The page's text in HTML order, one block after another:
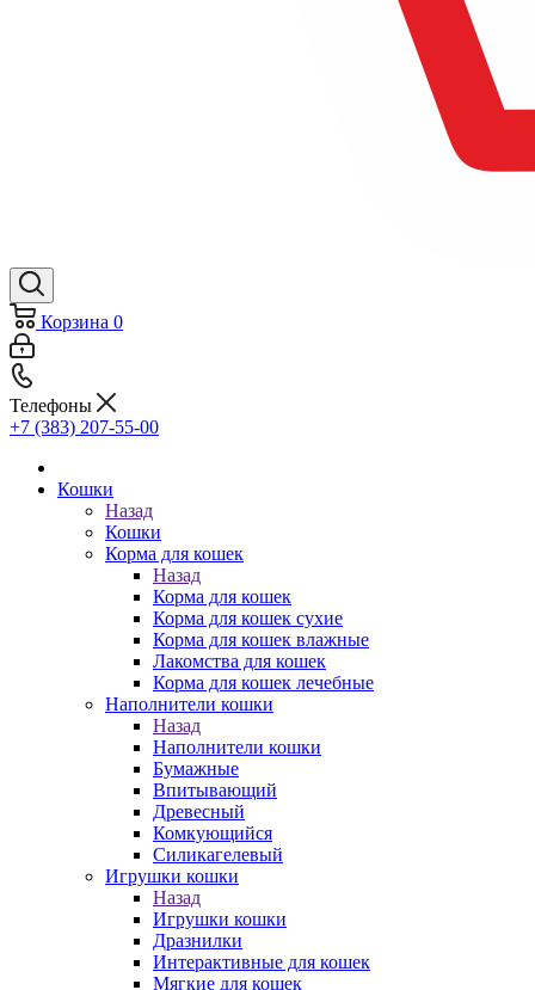
Корзина 0
Телефоны
+7 (383) 207-55-00
Кошки
Назад
Кошки
Корма для кошек
Назад
Корма для кошек
Корма для кошек сухие
Корма для кошек влажные
Лакомства для кошек
Корма для кошек лечебные
Наполнители кошки
Назад
Наполнители кошки
Бумажные
Впитывающий
Древесный
Комкующийся
Силикагелевый
Игрушки кошки
Назад
Игрушки кошки
Дразнилки
Интерактивные для кошек
Мягкие для кошек